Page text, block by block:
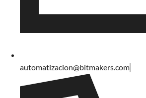
automatizacion@bitmakers.com